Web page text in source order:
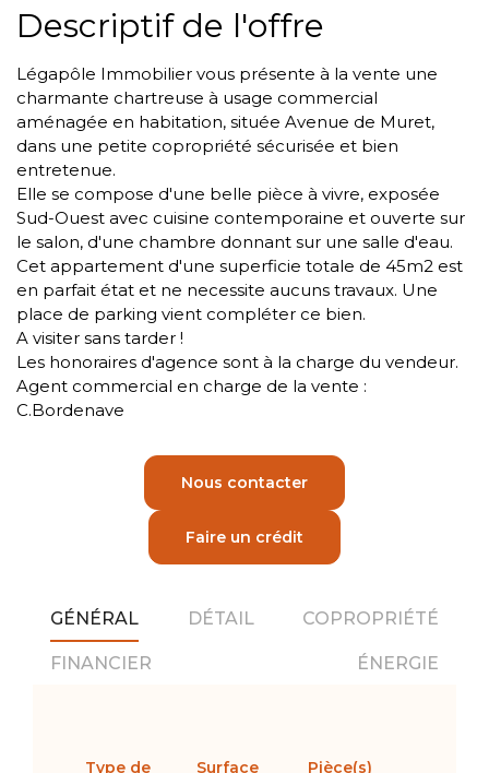
Descriptif de l'offre
Légapôle Immobilier vous présente à la vente une
charmante chartreuse à usage commercial
aménagée en habitation, située Avenue de Muret,
dans une petite copropriété sécurisée et bien
entretenue.
Elle se compose d'une belle pièce à vivre, exposée
Sud-Ouest avec cuisine contemporaine et ouverte sur
le salon, d'une chambre donnant sur une salle d'eau.
Cet appartement d'une superficie totale de 45m2 est
en parfait état et ne necessite aucuns travaux. Une
place de parking vient compléter ce bien.
A visiter sans tarder !
Les honoraires d'agence sont à la charge du vendeur.
Agent commercial en charge de la vente :
C.Bordenave
Nous contacter
Faire un crédit
GÉNÉRAL DÉTAIL COPROPRIÉTÉ
FINANCIER ÉNERGIE
Type de
Surface Pièce(s)